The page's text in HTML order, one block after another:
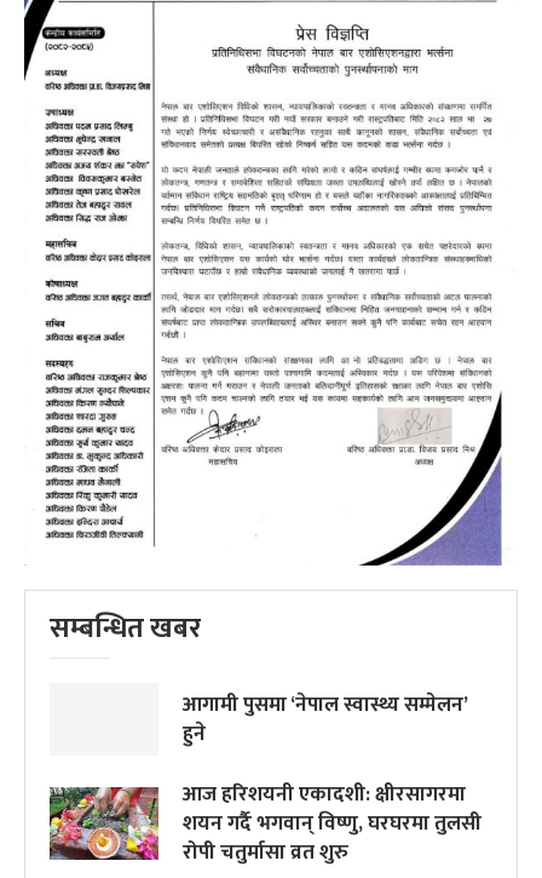
सम्बन्धित खबर
आगामी पुसमा ‘नेपाल स्वास्थ्य सम्मेलन’
हुने
आज हरिशयनी एकादशी: क्षीरसागरमा
शयन गर्दै भगवान् विष्णु, घरघरमा तुलसी
रोपी चतुर्मासा व्रत शुरु